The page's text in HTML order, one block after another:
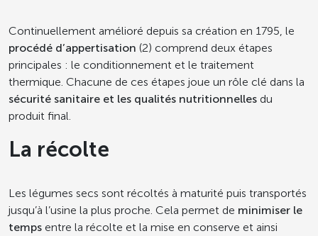
Continuellement amélioré depuis sa création en 1795, le
procédé d’appertisation (2) comprend deux étapes
principales : le conditionnement et le traitement
thermique. Chacune de ces étapes joue un rôle clé dans la
sécurité sanitaire et les qualités nutritionnelles du
produit final.
La récolte
Les légumes secs sont récoltés à maturité puis transportés
jusqu’à l’usine la plus proche. Cela permet de minimiser le
temps entre la récolte et la mise en conserve et ainsi